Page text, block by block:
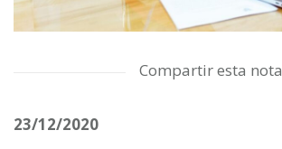
Compartir esta nota
23/12/2020